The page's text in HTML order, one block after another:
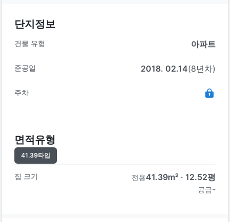
단지정보
건물 유형 아파트
준공일 2018. 02.14(8년차)
주차
면적유형
41.39타입
집 크기 전용41.39m² · 12.52평
공급-